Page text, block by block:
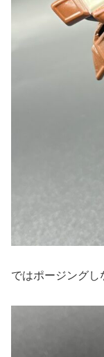
ではポージング